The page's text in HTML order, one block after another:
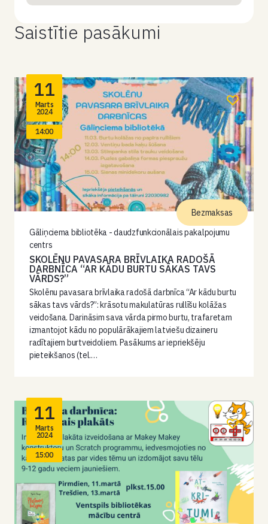
Saistītie pasākumi
11
Marts
2024
14:00
Gāliņciema bibliotēka - daudzfunkcionālais pakalpojumu
centrs
SKOLĒNU PAVASARA BRĪVLAIKA RADOŠĀ
DARBNĪCA “AR KĀDU BURTU SĀKAS TAVS
VĀRDS?”
Skolēnu pavasara brīvlaika radošā darbnīca “Ar kādu burtu
sākas tavs vārds?”: krāsotu makulatūras rullīšu kolāžas
veidošana. Darināsim sava vārda pirmo burtu, trafaretam
izmantojot kādu no populārākajiem latviešu dizaineru
radītajiem burtveidoliem. Pasākums ar iepriekšēju
pieteikšanos (tel.…
Bezmaksas
11
Marts
2024
15:00